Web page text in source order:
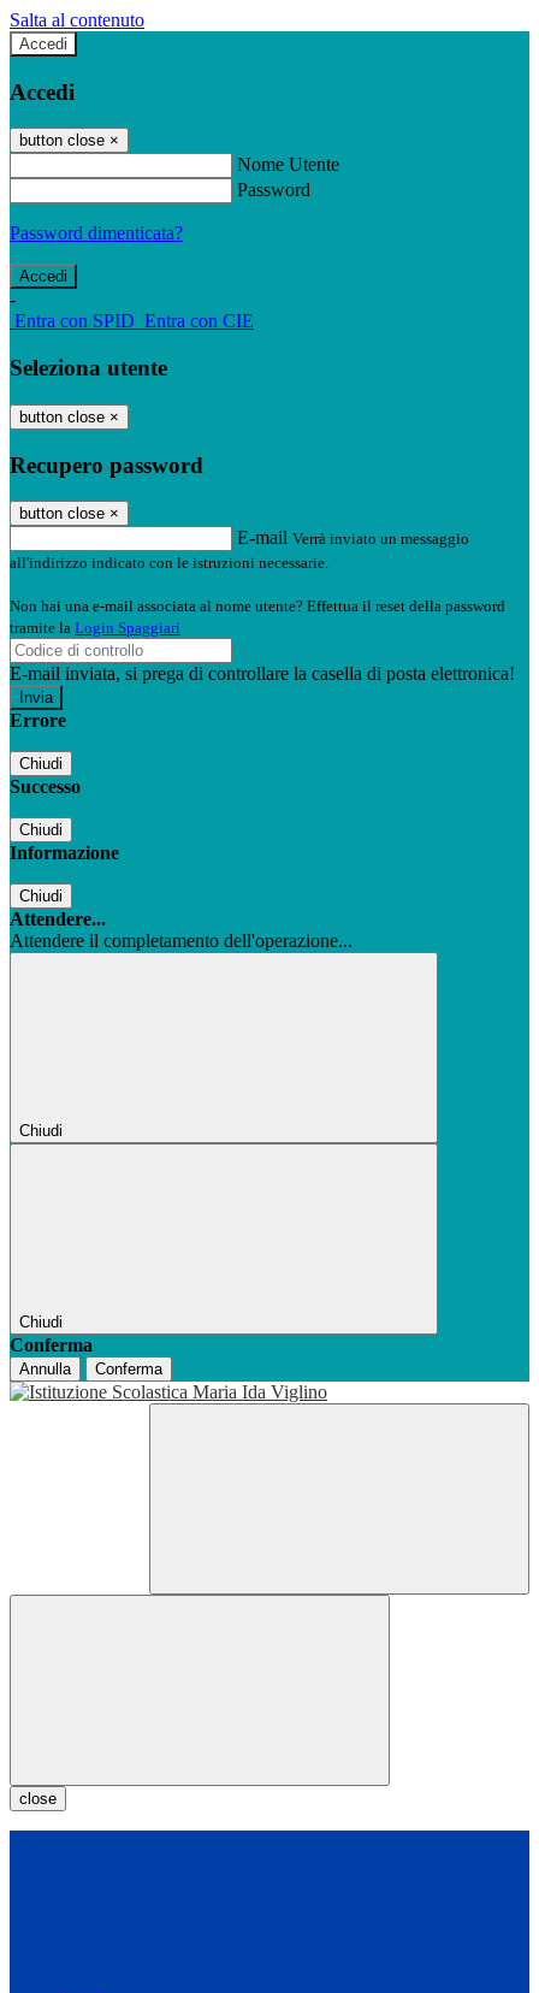
Salta al contenuto
Accedi
Accedi
button close ×
Nome Utente
Password
Password dimenticata?
-
Entra con SPID Entra con CIE
Seleziona utente
button close ×
Recupero password
button close ×
E-mail Verrà inviato un messaggio
all'indirizzo indicato con le istruzioni necessarie.
Non hai una e-mail associata al nome utente? Effettua il reset della password
tramite la Login Spaggiari
E-mail inviata, si prega di controllare la casella di posta elettronica!
Errore
Chiudi
Successo
Chiudi
Informazione
Chiudi
Attendere...
Attendere il completamento dell'operazione...
Chiudi
Chiudi
Conferma
Annulla Conferma
close